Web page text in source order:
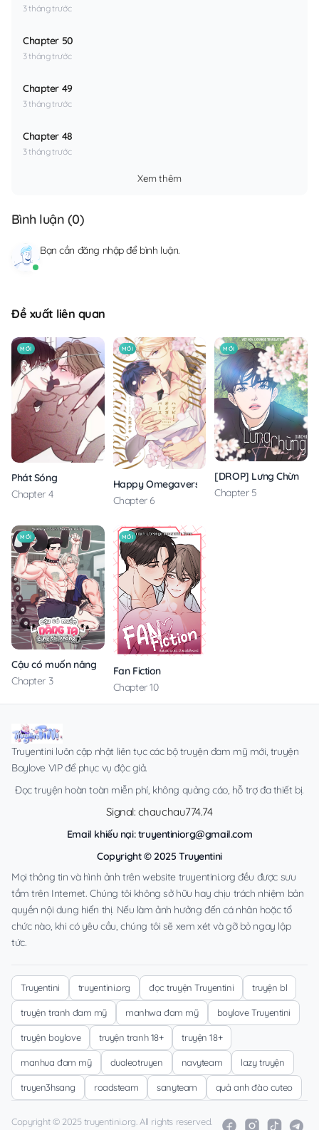
3 tháng trước
Chapter 50
3 tháng trước
Chapter 49
3 tháng trước
Chapter 48
3 tháng trước
Xem thêm
Bình luận (0)
Bạn cần đăng nhậpđể bình luận.
Đề xuất liên quan
MỚI
Phát Sóng
Chapter 4
MỚI
Happy Omegaverse
Chapter 6
MỚI
[DROP] Lưng Chừng
Chapter 5
MỚI
Cậu có muốn nâng tạ cùng tôi không?
Chapter 3
MỚI
Fan Fiction
Chapter 10
Truyentini luôn cập nhật liên tục các bộ truyện đam mỹ mới, truyện
Boylove VIP để phục vụ độc giả.
Đọc truyện hoàn toàn miễn phí, không quảng cáo, hỗ trợ đa thiết bị.
Signal: chauchau774.74
Email khiếu nại:truyentiniorg@gmail.com
Copyright © 2025 Truyentini
Mọi thông tin và hình ảnh trên website truyentini.org đều được sưu
tầm trên Internet. Chúng tôi không sở hữu hay chịu trách nhiệm bản
quyền nội dung hiển thị. Nếu làm ảnh hưởng đến cá nhân hoặc tổ
chức nào, khi có yêu cầu, chúng tôi sẽ xem xét và gỡ bỏ ngay lập
tức.
Truyentini truyentini.org đọc truyện Truyentini truyện bl
truyện tranh đam mỹ manhwa đam mỹ boylove Truyentini
truyện boylove truyện tranh 18+ truyện 18+
manhua đam mỹ dualeotruyen navyteam lazy truyện
truyen3hsang roadsteam sanyteam quả anh đào cuteo
Copyright © 2025 truyentini.org. All rights reserved.